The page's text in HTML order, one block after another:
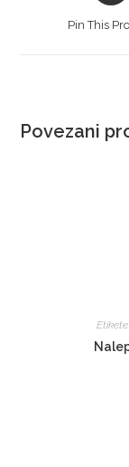
Pin This
Povezani